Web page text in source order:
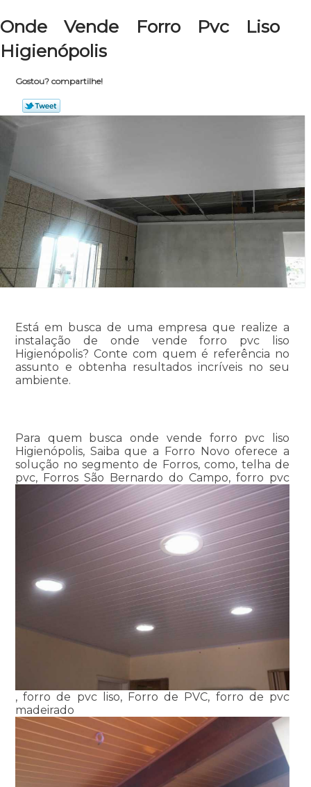
Onde Vende Forro Pvc Liso
Higienópolis
Gostou? compartilhe!
Está em busca de uma empresa que realize a
instalação de onde vende forro pvc liso
Higienópolis? Conte com quem é referência no
assunto e obtenha resultados incríveis no seu
ambiente.
Para quem busca onde vende forro pvc liso
Higienópolis, Saiba que a Forro Novo oferece a
solução no segmento de Forros, como, telha de
pvc, Forros São Bernardo do Campo, forro pvc
, forro de pvc liso, Forro de PVC, forro de pvc
madeirado